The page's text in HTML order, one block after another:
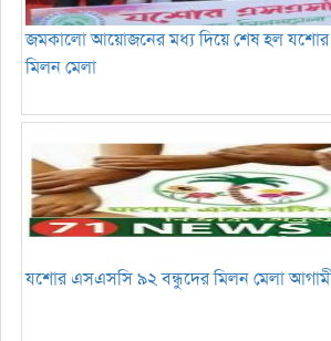
জমকালো আয়োজনের মধ্য দিয়ে শেষ হল
মিলন মেলা
যশোর এসএসসি ৯২ বন্ধুদের মিলন মেলা আগামী